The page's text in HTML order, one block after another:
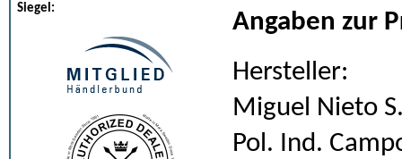
Siegel:
Angaben zur
Hersteller:
Miguel Nieto
Pol. Ind.